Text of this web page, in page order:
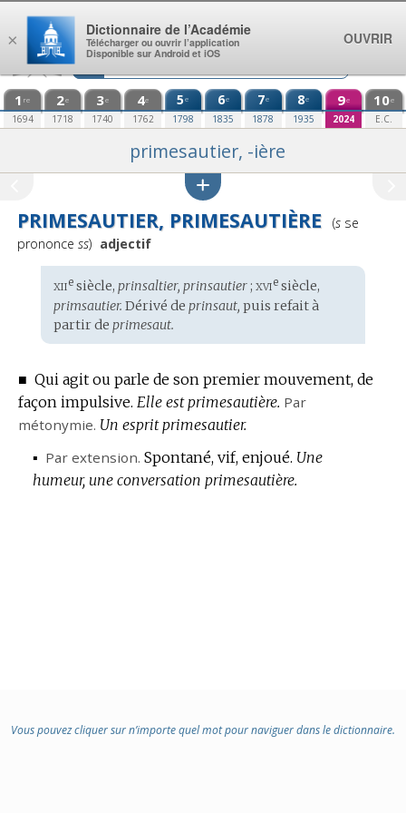
Aller au contenu
1 re
1694
2e
1718
3e
1740
4e
1762
5e
1798
6e
1835
7e
1878
8e
1935
9e
2024
10e
E.C.
primesautier, -ière
PRIMESAUTIER, PRIMESAUTIÈRE (sse
prononce ss) adjectif
Étymologie
:
xiiesiècle, prinsaltier, prinsautier; xviesiècle,
primsautier. Dérivé de prinsaut, puis refait à
partir de primesaut.
■ Qui agit ou parle de son premier mouvement, de
façon impulsive. Elle est primesautière. Par
métonymie. Un esprit primesautier.
▪ Par extension. Spontané, vif, enjoué. Une
humeur, une conversation primesautière.
Vous pouvez cliquer sur n’importe quel mot pour naviguer dans le dictionnaire.
×
Dictionnaire de l’Académie
Télécharger ou ouvrir l’application
Disponible sur Android et iOS
OUVRIR